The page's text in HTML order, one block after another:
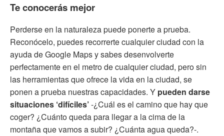
Te conocerás mejor
Perderse en la naturaleza puede ponerte a prueba.
Reconócelo, puedes recorrerte cualquier ciudad con la
ayuda de Google Maps y sabes desenvolverte
perfectamente en el metro de cualquier ciudad, pero sin
las herramientas que ofrece la vida en la ciudad, se
ponen a prueba nuestras capacidades. Y pueden darse
situaciones ‘difíciles’-¿Cuál es el camino que hay que
coger? ¿Cuánto queda para llegar a la cima de la
montaña que vamos a subir? ¿Cuánta agua queda?-.